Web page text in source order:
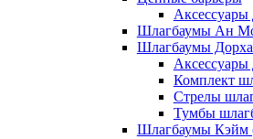
Аксессуары
Шлагбаумы Ан
Шлагбаумы
Комплект
Стрелы
Тумбы
Шлагбаумы Кэйм